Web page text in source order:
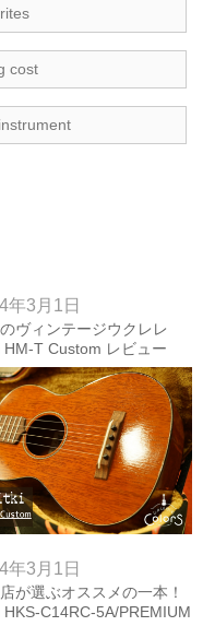
cost
年3月1日
ヴィンテージウクレレ
HM-T Custom レビュー
年3月1日
が選ぶオススメの一本！
HKS-C14RC-5A/PREMIUM